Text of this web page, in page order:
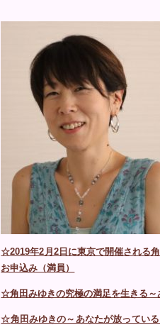
☆2019年2月2日に東京で開催される
お申込み（満員）
☆角田みゆきの究極の満足を生きる～
☆角田みゆきの～あなたが放ってい